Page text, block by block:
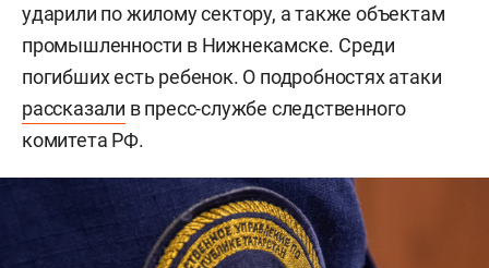
ударили по жилому сектору, а также объектам
промышленности в Нижнекамске. Среди
погибших есть ребенок. О подробностях атаки
рассказали в пресс-службе следственного
комитета РФ.